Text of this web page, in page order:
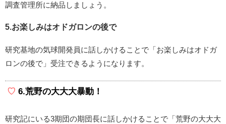
調査管理所に納品しましょう。
5.お楽しみはオドガロンの後で
研究基地の気球開発員に話しかけることで「お楽しみはオドガ
ロンの後で」受注できるようになります。
6.荒野の大大大暴動！
研究記にいる3期団の期団長に話しかけることで「荒野の大大大